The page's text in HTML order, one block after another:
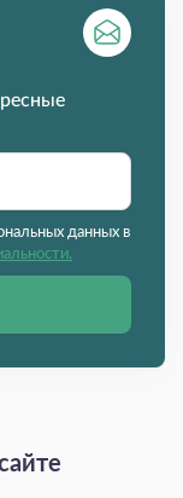
данных в